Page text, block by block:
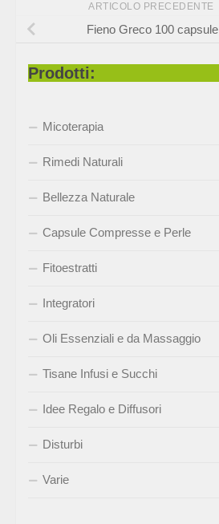
ARTICOLO PRECEDENTE
Fieno Greco 100 capsule
Prodotti:
Micoterapia
Rimedi Naturali
Bellezza Naturale
Capsule Compresse e Perle
Fitoestratti
Integratori
Oli Essenziali e da Massaggio
Tisane Infusi e Succhi
Idee Regalo e Diffusori
Disturbi
Varie